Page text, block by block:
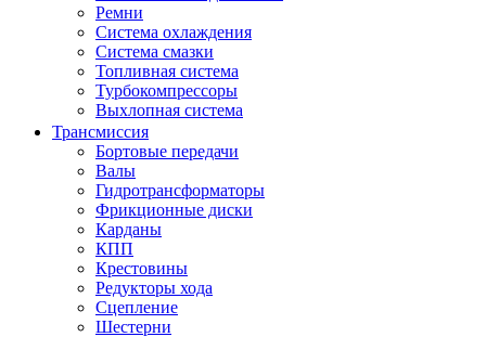
Ремни
Система охлаждения
Система смазки
Топливная система
Турбокомпрессоры
Выхлопная система
Трансмиссия
Бортовые передачи
Валы
Гидротрансформаторы
Фрикционные диски
Карданы
КПП
Крестовины
Редукторы хода
Сцепление
Шестерни